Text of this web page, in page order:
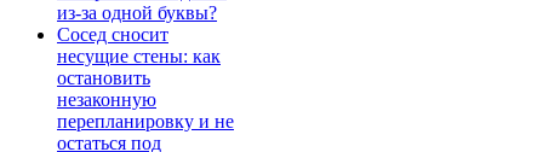
из-за одной буквы?
Сосед сносит
несущие стены: как
остановить
незаконную
перепланировку и не
остаться под